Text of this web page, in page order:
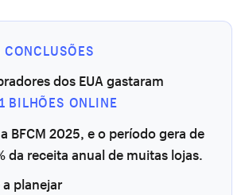
dos EUA gastaram
BILHÕES ONLINE
BFCM 2025, e o período gera de
da receita anual de muitas lojas.
planejar